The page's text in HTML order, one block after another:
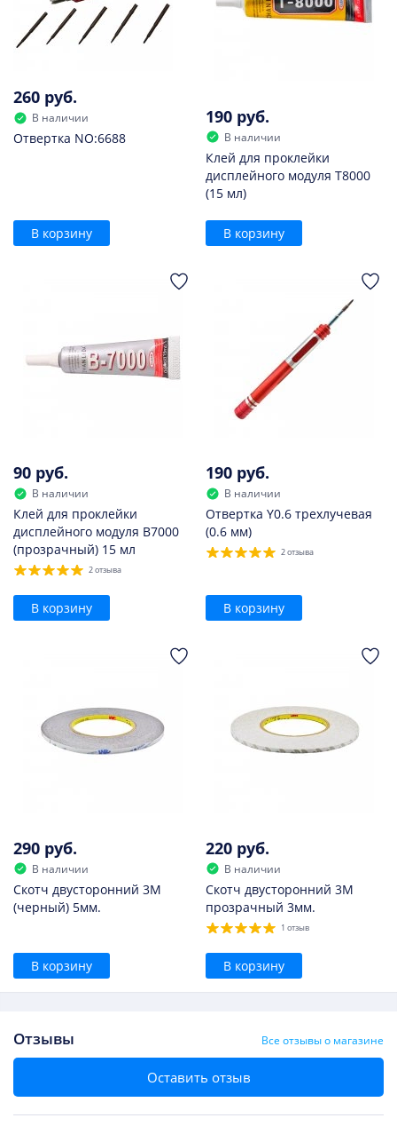
260 руб.
В наличии
Отвертка NO:6688
В корзину
190 руб.
В наличии
Клей для проклейки
дисплейного модуля T8000
(15 мл)
В корзину
90 руб.
В наличии
Клей для проклейки
дисплейного модуля B7000
(прозрачный) 15 мл
2 отзыва
В корзину
190 руб.
В наличии
Отвертка Y0.6 трехлучевая
(0.6 мм)
2 отзыва
В корзину
290 руб.
В наличии
Скотч двусторонний 3M
(черный) 5мм.
В корзину
220 руб.
В наличии
Скотч двусторонний 3M
прозрачный 3мм.
1 отзыв
В корзину
Отзывы Все отзывы о магазине
Оставить отзыв